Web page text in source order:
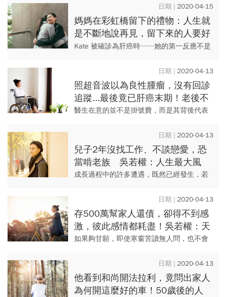
門，很久很久都不能回家，可能好幾個月可
能好幾年，可是偏偏先生和孩...
2020-04-15
媽媽在彩虹橋留下的禮物：人生就
是不斷地說再見，留下來的人要好
好活，因為你的人生，無法重來一
Kate 被確診為肝癌時──她的第一反應不是
面對那麼多親人的離去，對於自己的癌症，
她總說：「我覺得我還...
2020-04-13
照超音波以為良性腫瘤，沒有回診
追蹤...最後竟已肝癌末期！老後不
想悔不當初，省掛號費...3惡習快
醫生在意的並不是掛號費，而是其背後代表
費。」偏偏很多病人不了解，他們只是想辦
法省錢。這種狀況甚至也發生在自...
2020-04-13
兒子2年沒找工作、不談戀愛，恐
當啃老族 吳若權：人生最大風
險，就是你不冒險
成長過程中的許多遭遇，既然已經發生，若
去沒有被好好教養或對待，根本無濟於事，
還是要願意面對現實，重新建...
2020-04-13
存500萬幫家人還債，卻得不到感
激，彼此感情都耗盡！吳若權：天
下最難的是，甘願
如果夠甘願，即使寒窗苦讀無人問，也不會
2020-04-13
他看到和尚開法拉利，竟問出家人
為何開這麼好的車！50歲後的人